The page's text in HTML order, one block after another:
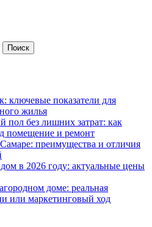
Поиск
ключевые показатели для
жилья
пол без лишних затрат: как
помещение и ремонт
преимущества и отличия
в 2026 году: актуальные цены
доме: реальная
или маркетинговый ход